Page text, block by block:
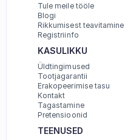
Tule meile tööle
Blogi
Rikkumisest teavitamine
Registriinfo
KASULIKKU
Üldtingimused
Tootjagarantii
Erakopeerimise tasu
Kontakt
Tagastamine
Pretensioonid
TEENUSED